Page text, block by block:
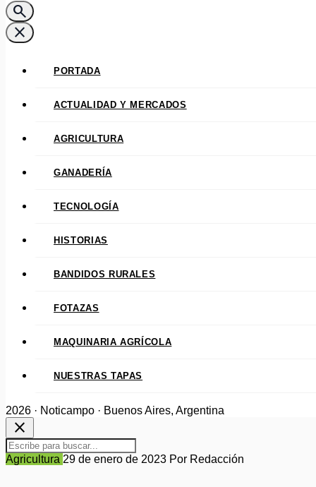
search
close
PORTADA
ACTUALIDAD Y MERCADOS
AGRICULTURA
GANADERÍA
TECNOLOGÍA
HISTORIAS
BANDIDOS RURALES
FOTAZAS
MAQUINARIA AGRÍCOLA
NUESTRAS TAPAS
2026 · Noticampo · Buenos Aires, Argentina
close
Agricultura 29 de enero de 2023 Por Redacción